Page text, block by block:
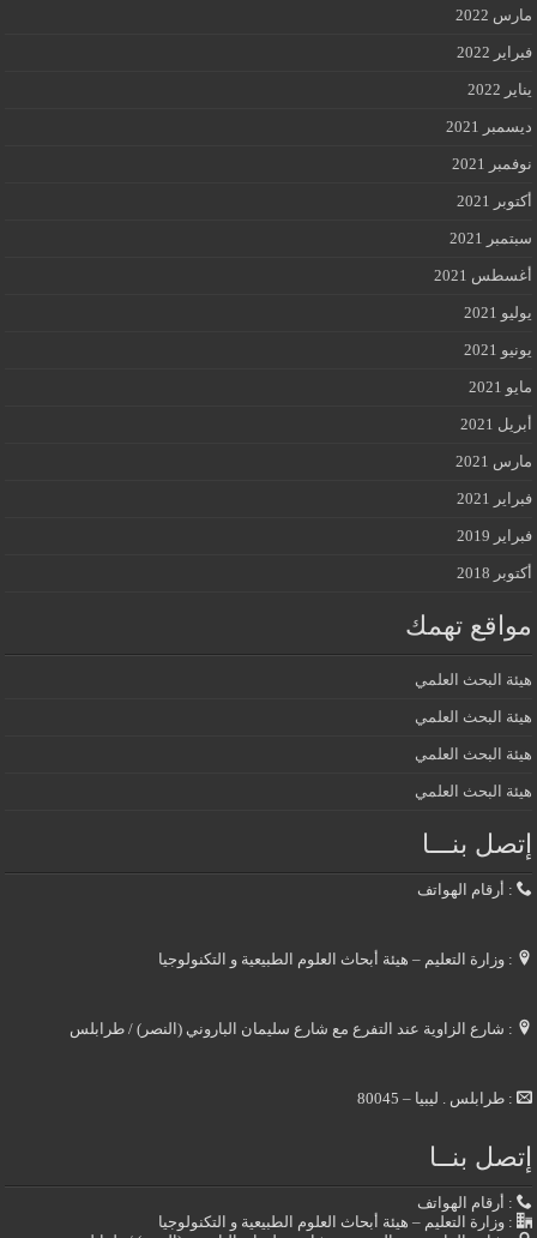
مارس 2022
فبراير 2022
يناير 2022
ديسمبر 2021
نوفمبر 2021
أكتوبر 2021
سبتمبر 2021
أغسطس 2021
يوليو 2021
يونيو 2021
مايو 2021
أبريل 2021
مارس 2021
فبراير 2021
فبراير 2019
أكتوبر 2018
مواقع تهمك
هيئة البحث العلمي
هيئة البحث العلمي
هيئة البحث العلمي
هيئة البحث العلمي
إتصل بنـــا
: أرقام الهواتف
: وزارة التعليم – هيئة أبحاث العلوم الطبيعية و التكنولوجيا
: شارع الزاوية عند التفرع مع شارع سليمان الباروني (النصر) / طرابلس
: طرابلس . ليبيا – 80045
إتصل بنــا
: أرقام الهواتف
: وزارة التعليم – هيئة أبحاث العلوم الطبيعية و التكنولوجيا